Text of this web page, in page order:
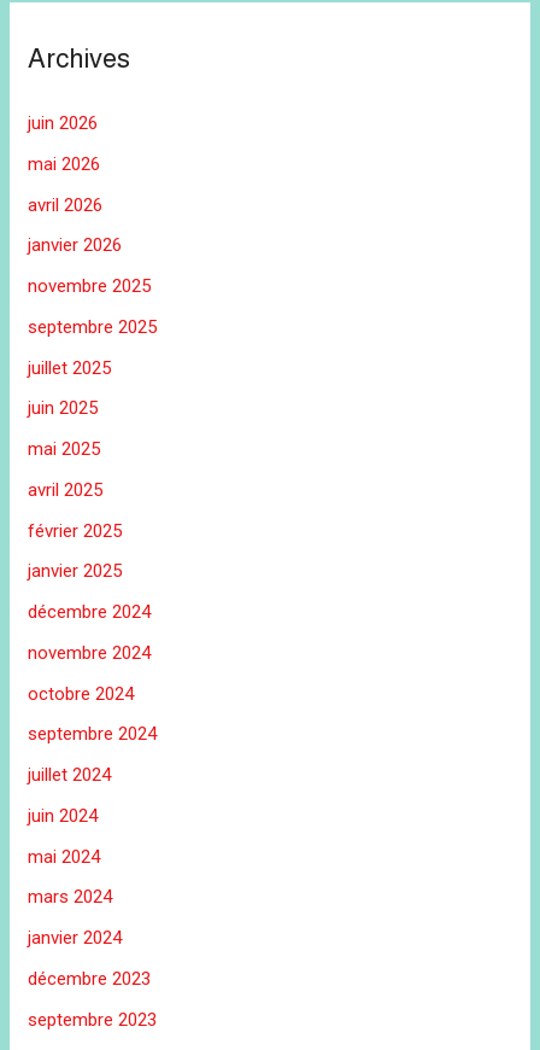
Archives
juin 2026
mai 2026
avril 2026
janvier 2026
novembre 2025
septembre 2025
juillet 2025
juin 2025
mai 2025
avril 2025
février 2025
janvier 2025
décembre 2024
novembre 2024
octobre 2024
septembre 2024
juillet 2024
juin 2024
mai 2024
mars 2024
janvier 2024
décembre 2023
septembre 2023